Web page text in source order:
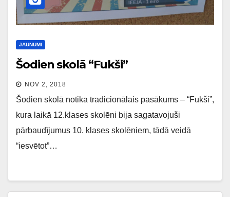
JAUNUMI
Šodien skolā “Fukši”
NOV 2, 2018
Šodien skolā notika tradicionālais pasākums – “Fukši”,
kura laikā 12.klases skolēni bija sagatavojuši
pārbaudījumus 10. klases skolēniem, tādā veidā
“iesvētot”…